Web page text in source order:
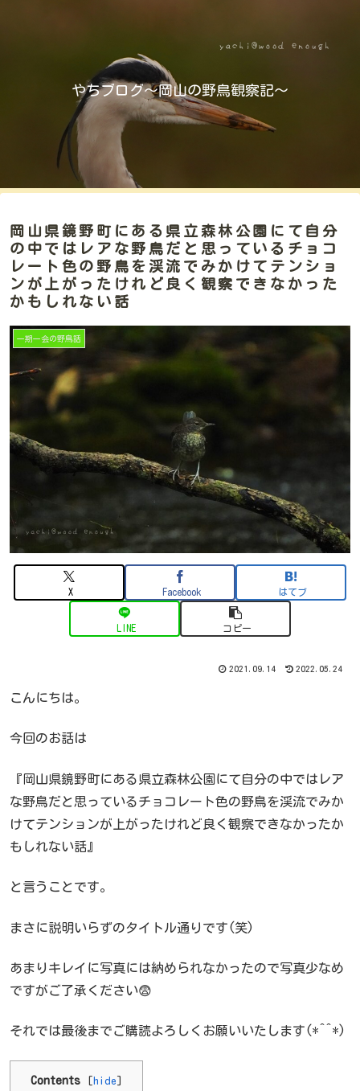
やちブログ～岡山の野鳥観察記～
岡山県鏡野町にある県立森林公園にて自分
の中ではレアな野鳥だと思っているチョコ
レート色の野鳥を渓流でみかけてテンショ
ンが上がったけれど良く観察できなかった
かもしれない話
一期一会の野鳥話
X Facebook はてブ
LINE コピー
2021.09.14 2022.05.24
こんにちは。
今回のお話は
『岡山県鏡野町にある県立森林公園にて自分の中ではレア
な野鳥だと思っているチョコレート色の野鳥を渓流でみか
けてテンションが上がったけれど良く観察できなかったか
もしれない話』
と言うことです。
まさに説明いらずのタイトル通りです(笑)
あまりキレイに写真には納められなかったので写真少なめ
ですがご了承ください😨
それでは最後までご購読よろしくお願いいたします(*^^*)
Contents [hide]